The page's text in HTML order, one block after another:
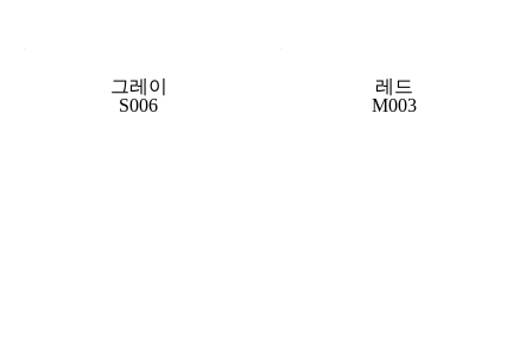
그레이
S006
레드
M003